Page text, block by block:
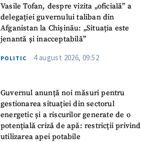
Vasile Tofan, despre vizita „oficială” a
delegației guvernului taliban din
Afganistan la Chișinău: „Situația este
jenantă și inacceptabilă”
POLITIC 4 august 2026, 09:52
Guvernul anunță noi măsuri pentru
gestionarea situației din sectorul
energetic și a riscurilor generate de o
potențială criză de apă: restricții privind
utilizarea apei potabile